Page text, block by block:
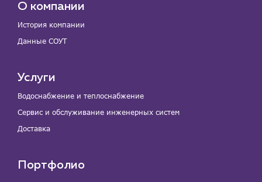
О компании
История компании
Данные СОУТ
Услуги
Водоснабжение и теплоснабжение
Сервис и обслуживание инженерных систем
Доставка
Портфолио